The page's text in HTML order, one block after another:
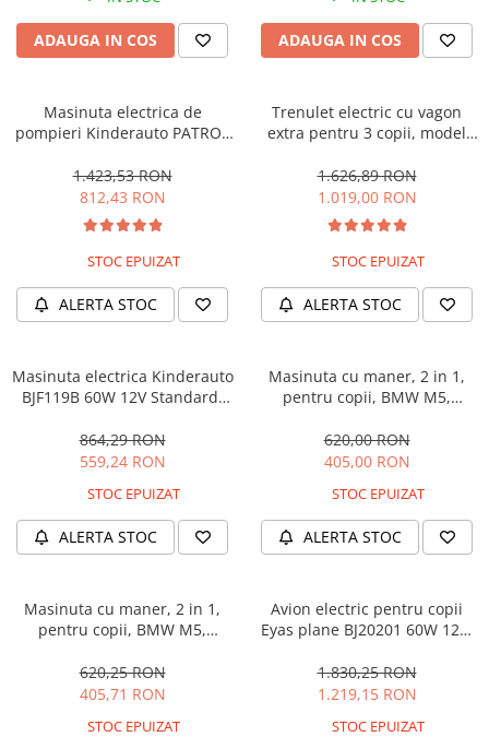
ADAUGA IN COS ADAUGA IN COS
Masinuta electrica de
pompieri Kinderauto PATROL
1.423,53 RON
812,43 RON
STOC EPUIZAT
ALERTA STOC
Trenulet electric cu vagon
extra pentru 3 copii, model
music player, albastru
1.626,89 RON
1.019,00 RON
STOC EPUIZAT
ALERTA STOC
Masinuta electrica Kinderauto
BJF119B 60W 12V Standard,
864,29 RON
559,24 RON
STOC EPUIZAT
ALERTA STOC
Masinuta cu maner, 2 in 1,
pentru copii, BMW M5,
620,00 RON
405,00 RON
STOC EPUIZAT
ALERTA STOC
Masinuta cu maner, 2 in 1,
pentru copii, BMW M5,
620,25 RON
405,71 RON
STOC EPUIZAT
Avion electric pentru copii
Eyas plane BJ20201 60W 12V,
1.830,25 RON
1.219,15 RON
STOC EPUIZAT